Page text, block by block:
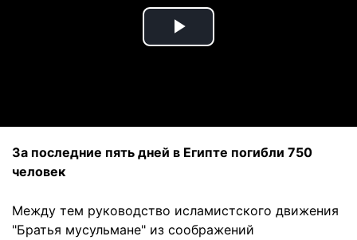
Play
За последние пять дней в Египте погибли 750
человек
Между тем руководство исламистского движения
"Братья мусульмане" из соображений